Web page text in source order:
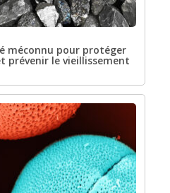
méconnu pour protéger
prévenir le vieillissement